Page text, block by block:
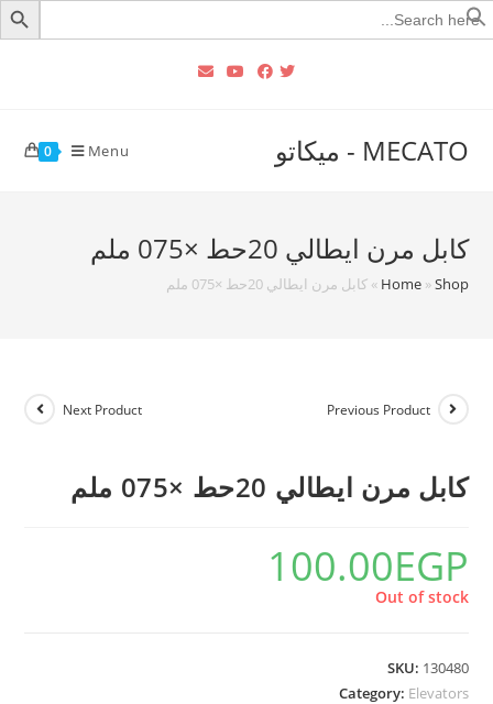
Search
for:
MECATO - ميكاتو 0 Menu
كابل مرن ايطالي 20حط ×075 ملم
Home»Shop
»كابل مرن ايطالي 20حط ×075 ملم
Previous Product
Next Product
كابل مرن ايطالي 20حط ×075 ملم
100.00EGP
Out of stock
SKU: 130480
Category: Elevators